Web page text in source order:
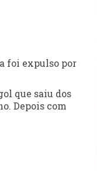
foi expulso por
que saiu dos
Depois com